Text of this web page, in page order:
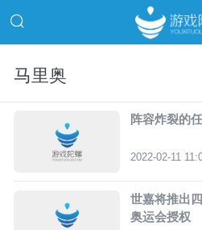
马里奥
阵容炸裂的
2022-02-11
世嘉将推出
奥运会授权